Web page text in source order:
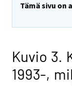
Tämä sivu on
Kuvio 3.
1993-,